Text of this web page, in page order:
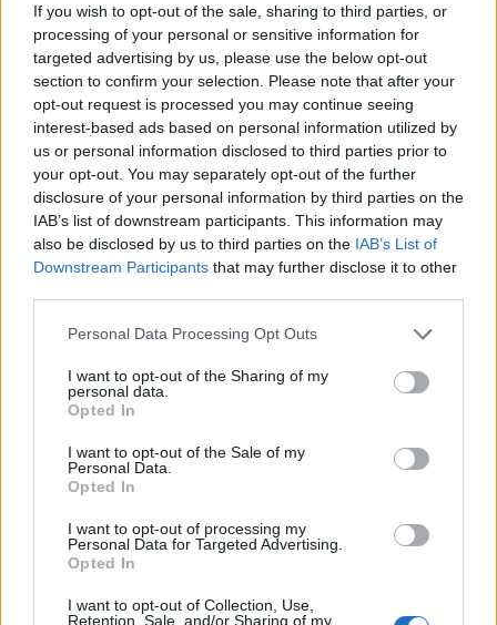
If you wish to opt-out of the sale, sharing to third parties, or
processing of your personal or sensitive information for
targeted advertising by us, please use the below opt-out
section to confirm your selection. Please note that after your
opt-out request is processed you may continue seeing
interest-based ads based on personal information utilized by
us or personal information disclosed to third parties prior to
your opt-out. You may separately opt-out of the further
disclosure of your personal information by third parties on the
IAB’s list of downstream participants. This information may
also be disclosed by us to third parties on the IAB’s List of
Downstream Participants that may further disclose it to other
Please note that this website/app uses one or more Google
not limited to your visit or usage behaviour. You may click to
grant or deny consent to Google and its third-party tags to
use your data for below specified purposes in below Google
consent section.
Personal Data Processing Opt Outs
I want to opt-out of the Sharing of my
personal data.
Opted In
I want to opt-out of the Sale of my
Personal Data.
Opted In
I want to opt-out of processing my
Personal Data for Targeted Advertising.
Opted In
I want to opt-out of Collection, Use,
Retention, Sale, and/or Sharing of my
Opozorilo:Po 297. členu Kazenskega zakonika je
posameznik kazensko odgovoren za javno spodbujanje
sovraštva, nasilja ali nestrpnosti. Komentarji z žaljivimi,
rasističnimi, diskriminatornimi ali nezakonitimi vsebinami bodo
odstranjeni. Pravila komentiranja →
Failed to fetch
Vuzenica
Kategorije: Novice
Ključne besede: Vuzenica
gledališka šola vuzenica
premiera
Več iz kraja Vuzenica